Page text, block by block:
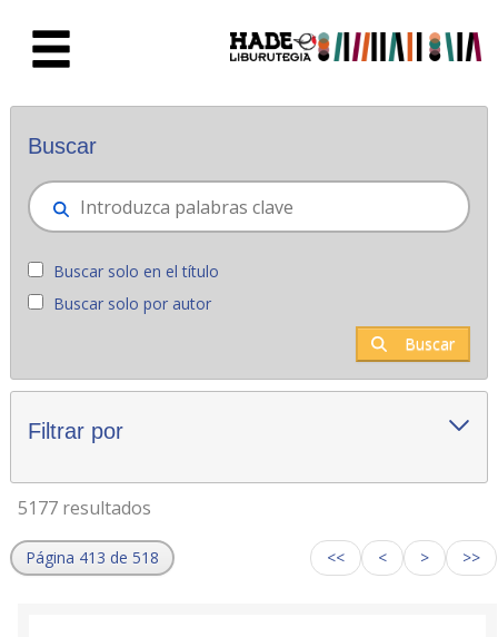
Novedades - Liburutegia
Buscar
Buscar solo en el título
Buscar solo por autor
Buscar
Filtrar por
5177 resultados
Página 413 de 518 << < > >>